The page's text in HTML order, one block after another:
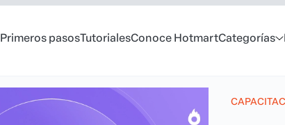
Primeros pasosTutorialesConoce HotmartCategorías